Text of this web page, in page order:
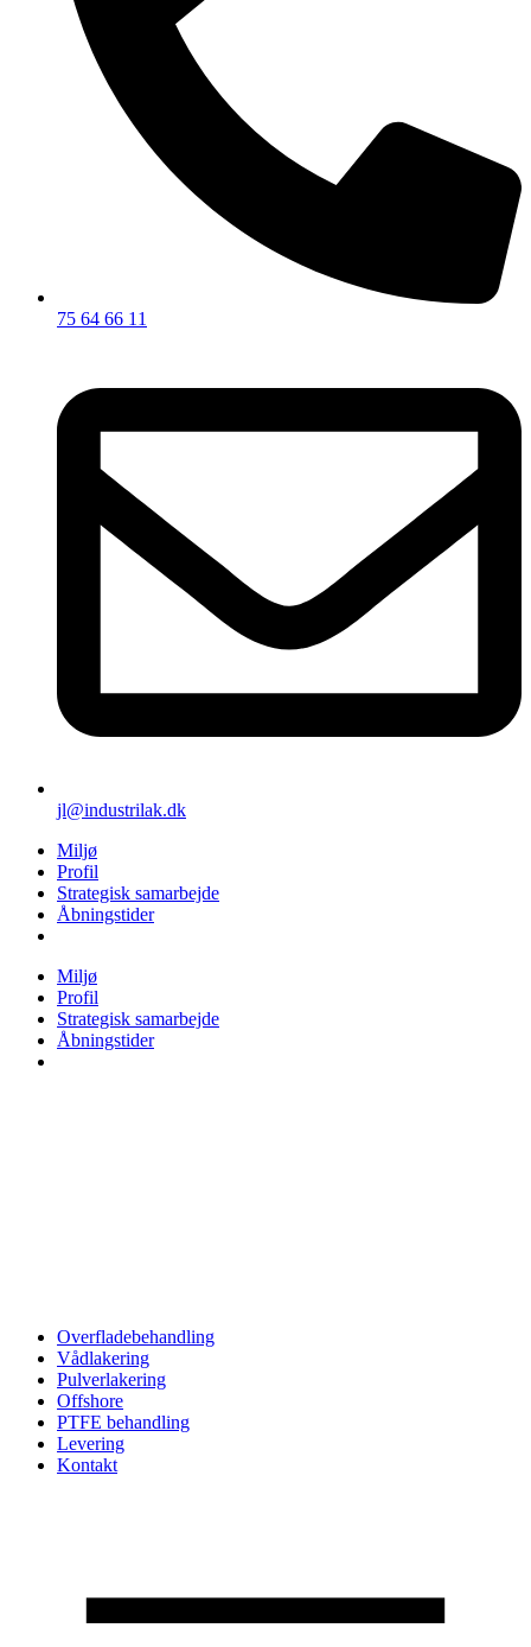
75 64 66 11
jl@industrilak.dk
Miljø
Profil
Strategisk samarbejde
Åbningstider
Miljø
Profil
Strategisk samarbejde
Åbningstider
Overfladebehandling
Vådlakering
Pulverlakering
Offshore
PTFE behandling
Levering
Kontakt